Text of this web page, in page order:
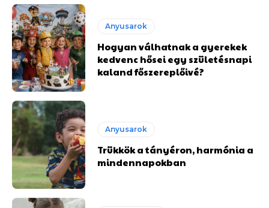
Anyusarok
Hogyan válhatnak a gyerekek
kedvenc hősei egy születésnapi
kaland főszereplőivé?
Anyusarok
Trükkök a tányéron, harmónia a
mindennapokban